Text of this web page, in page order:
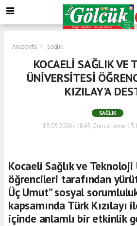
Anasayfa Sağlık
KOCAELİ SAĞLIK VE
ÜNİVERSİTESİ
KIZILAY’A
SAĞLIK
13.05.2026 - 18:45, Güncelleme:
Kocaeli Sağlık ve
öğrencileri tarafından
Üç Umut” sosyal
kapsamında Türk Kızılayı
içinde anlamlı bir etkinlik